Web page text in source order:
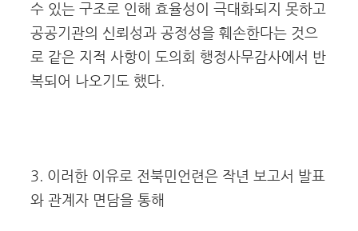
수 있는 구조로 인해 효율성이 극대화되지 못하고
공공기관의 신뢰성과 공정성을 훼손한다는 것으
로 같은 지적 사항이 도의회 행정사무감사에서 반
복되어 나오기도 했다.
3. 이러한 이유로 전북민언련은 작년 보고서 발표
와 관계자 면담을 통해